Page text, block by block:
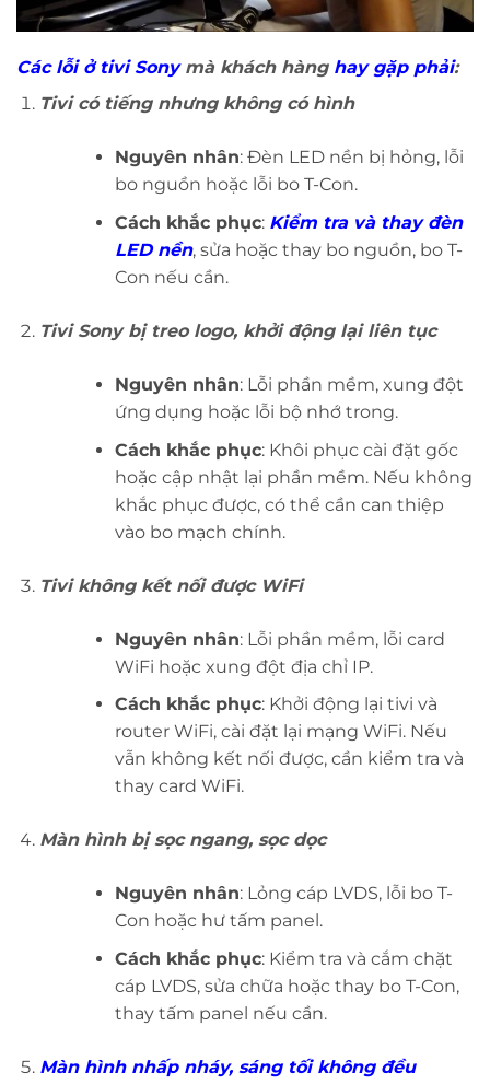
Các lỗi ở tivi Sonymà khách hàng hay gặp phải:
Tivi có tiếng nhưng không có hình
Nguyên nhân: Đèn LED nền bị hỏng, lỗi
bo nguồn hoặc lỗi bo T-Con.
Cách khắc phục: Kiểm tra và thay đèn
LED nền, sửa hoặc thay bo nguồn, bo T-
Con nếu cần.
Tivi Sony bị treo logo, khởi động lại liên tục
Nguyên nhân: Lỗi phần mềm, xung đột
ứng dụng hoặc lỗi bộ nhớ trong.
Cách khắc phục: Khôi phục cài đặt gốc
hoặc cập nhật lại phần mềm. Nếu không
khắc phục được, có thể cần can thiệp
vào bo mạch chính.
Tivi không kết nối được WiFi
Nguyên nhân: Lỗi phần mềm, lỗi card
WiFi hoặc xung đột địa chỉ IP.
Cách khắc phục: Khởi động lại tivi và
router WiFi, cài đặt lại mạng WiFi. Nếu
vẫn không kết nối được, cần kiểm tra và
thay card WiFi.
Màn hình bị sọc ngang, sọc dọc
Nguyên nhân: Lỏng cáp LVDS, lỗi bo T-
Con hoặc hư tấm panel.
Cách khắc phục: Kiểm tra và cắm chặt
cáp LVDS, sửa chữa hoặc thay bo T-Con,
thay tấm panel nếu cần.
Màn hình nhấp nháy, sáng tối không đều